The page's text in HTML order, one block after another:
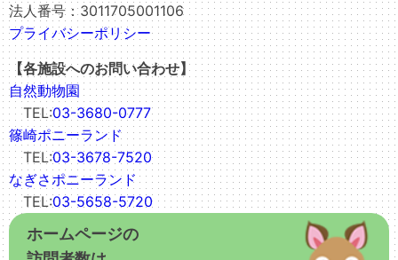
法人番号：3011705001106
プライバシーポリシー
【各施設へのお問い合わせ】
自然動物園
TEL:03-3680-0777
篠崎ポニーランド
TEL:03-3678-7520
なぎさポニーランド
TEL:03-5658-5720
ホームページの